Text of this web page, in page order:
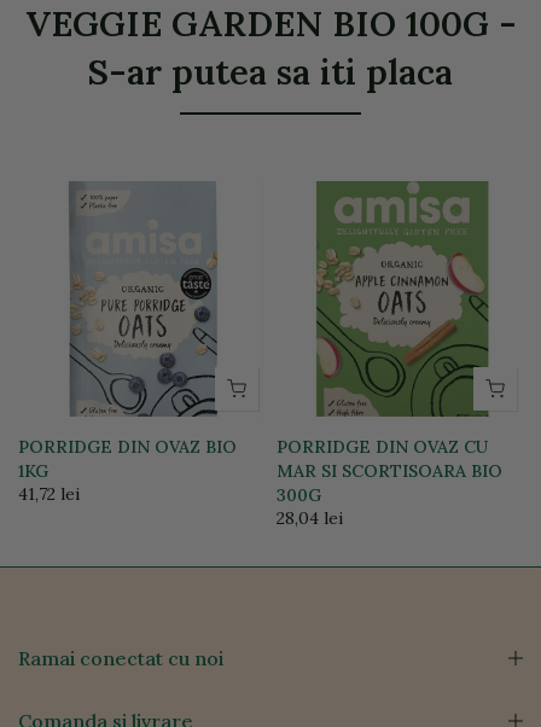
VEGGIE GARDEN BIO 100G -
S-ar putea sa iti placa
PORRIDGE DIN OVAZ BIO
1KG
41,72 lei
PORRIDGE DIN OVAZ CU
MAR SI SCORTISOARA BIO
300G
28,04 lei
Ramai conectat cu noi
Comanda si livrare